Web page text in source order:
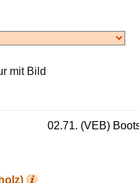
mit Bild
02.71. (VEB)